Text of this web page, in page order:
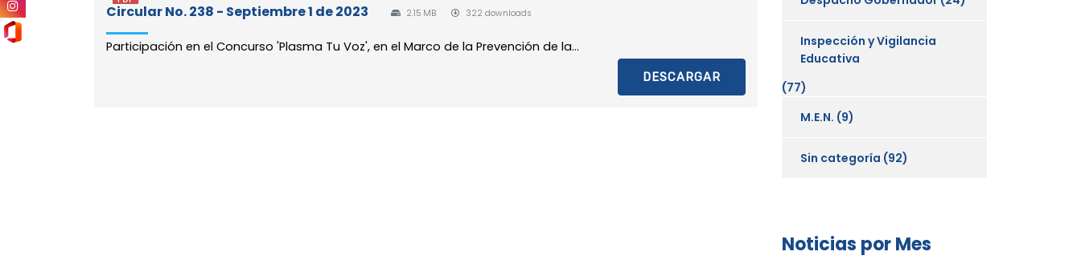
Circular No. 238 - Septiembre 1 de 2023 2.15 MB 322 downloads
Participación en el Concurso 'Plasma Tu Voz', en el Marco de la Prevención de la...
DESCARGAR
Inspección y Vigilancia
Educativa
(77)
M.E.N. (9)
Sin categoría (92)
Noticias por Mes